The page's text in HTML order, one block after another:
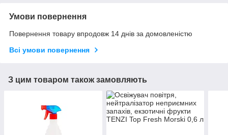
Умови повернення
Повернення товару впродовж 14 днів за домовленістю
Всі умови повернення
З цим товаром також замовляють